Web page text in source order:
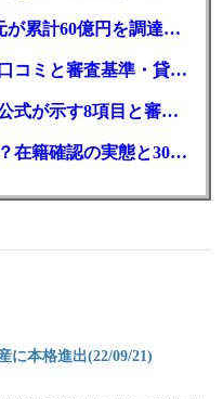
ステーブルコインJPYC発行元が累計60億円を調達、物流大手も出資参画
消費者金融いつもは怪しい？口コミと審査基準・貸付条件を調査
アローの審査に通る条件は？公式が示す8項目と審査時間
セントラルの口コミ・評判は？在籍確認の実態と30日金利0円の落とし穴
に本格進出(22/09/21)